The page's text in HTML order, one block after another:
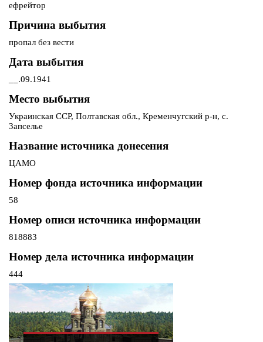
ефрейтор
Причина выбытия
пропал без вести
Дата выбытия
__.09.1941
Место выбытия
Украинская ССР, Полтавская обл., Кременчугский р-н, с.
Запселье
Название источника донесения
ЦАМО
Номер фонда источника информации
58
Номер описи источника информации
818883
Номер дела источника информации
444